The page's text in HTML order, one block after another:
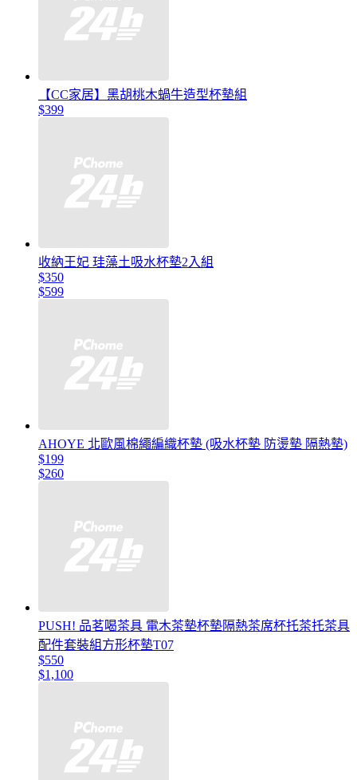
【CC家居】黑胡桃木蝸牛造型杯墊組
$399
收納王妃 珪藻土吸水杯墊2入組
$350
$599
AHOYE 北歐風棉繩編織杯墊 (吸水杯墊 防燙墊 隔熱墊)
$199
$260
PUSH! 品茗喝茶具 電木茶墊杯墊隔熱茶席杯托茶托茶具
配件套裝組方形杯墊T07
$550
$1,100